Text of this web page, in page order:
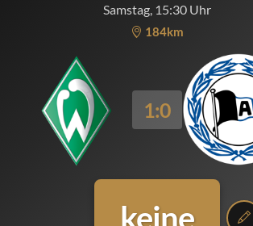
Samstag, 15:30 Uhr
184km
1:0
keine